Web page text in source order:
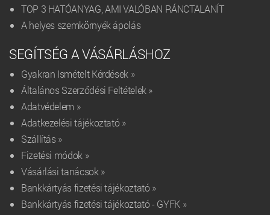
TOP 3 HATÓANYAG, AMI VALÓBAN RÁNCTALANÍT
A helyes szemkörnyék ápolás
SEGÍTSÉG A VÁSÁRLÁSHOZ
Gyakran Ismételt Kérdések »
Általános Szerződési Feltételek »
Adatvédelem »
Adatkezelési tájékoztató »
Szállítás »
Fizetési módok »
Vásárlási tanácsok »
Bankkártyás fizetési tájékoztató »
Bankkártyás fizetési tájékoztató - GYFK »